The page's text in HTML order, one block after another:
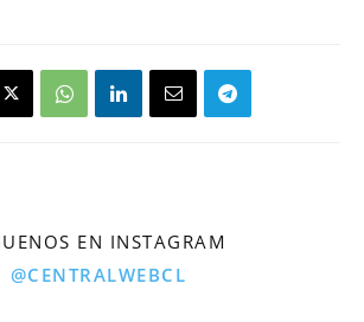
EN INSTAGRAM
@CENTRALWEBCL